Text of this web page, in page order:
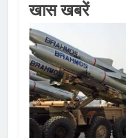
खास खबरें